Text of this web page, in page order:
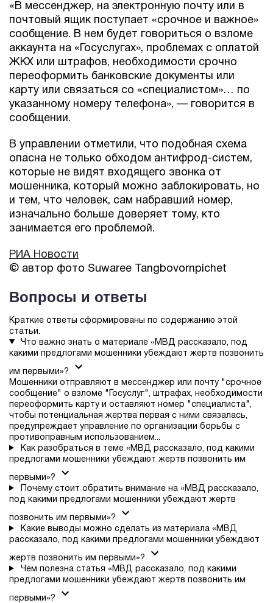
«В мессенджер, на электронную почту или в
почтовый ящик поступает «срочное и важное»
сообщение. В нем будет говориться о взломе
аккаунта на «Госуслугах», проблемах с оплатой
ЖКХ или штрафов, необходимости срочно
переоформить банковские документы или
карту или связаться со «специалистом»… по
указанному номеру телефона», — говорится в
сообщении.
В управлении отметили, что подобная схема
опасна не только обходом антифрод-систем,
которые не видят входящего звонка от
мошенника, который можно заблокировать, но
и тем, что человек, сам набравший номер,
изначально больше доверяет тому, кто
занимается его проблемой.
РИА Новости
© автор фото Suwaree Tangbovornpichet
Вопросы и ответы
Краткие ответы сформированы по содержанию этой
статьи.
Что важно знать о материале «МВД рассказало, под
какими предлогами мошенники убеждают жертв позвонить
им первыми»?
Мошенники отправляют в мессенджер или почту "срочное
сообщение" о взломе "Госуслуг", штрафах, необходимости
переоформить карту и оставляют номер "специалиста",
чтобы потенциальная жертва первая с ними связалась,
предупреждает управление по организации борьбы с
противоправным использованием...
Как разобраться в теме «МВД рассказало, под какими
предлогами мошенники убеждают жертв позвонить им
первыми»?
Почему стоит обратить внимание на «МВД рассказало,
под какими предлогами мошенники убеждают жертв
позвонить им первыми»?
Какие выводы можно сделать из материала «МВД
рассказало, под какими предлогами мошенники убеждают
жертв позвонить им первыми»?
Чем полезна статья «МВД рассказало, под какими
предлогами мошенники убеждают жертв позвонить им
первыми»?